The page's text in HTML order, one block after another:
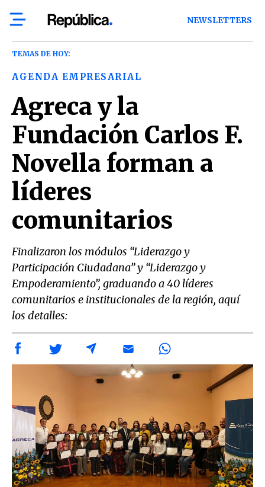
NEWSLETTERS
TEMAS DE HOY:
AGENDA EMPRESARIAL
Agreca y la
Fundación Carlos F.
Novella forman a
líderes
comunitarios
Finalizaron los módulos “Liderazgo y
Participación Ciudadana” y “Liderazgo y
Empoderamiento”, graduando a 40 líderes
comunitarios e institucionales de la región, aquí
los detalles: